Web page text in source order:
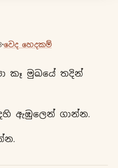
වෙද හෙදකම්
කෑ මුඛයේ තදින්
ඇඹුලෙන් ගාන්න.